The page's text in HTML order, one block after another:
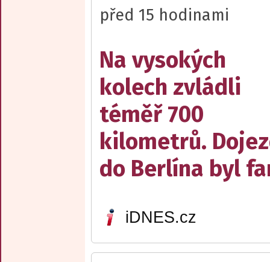
před 15 hodinami
Na vysokých
kolech zvládli
téměř 700
kilometrů.
do Berlína byl
iDNES.cz